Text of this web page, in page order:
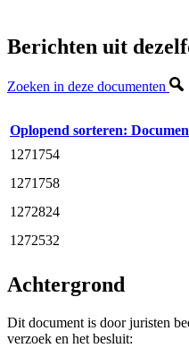
Berichten uit
Zoeken in deze documenten
Oplopend sorteren:
1271754
1271758
1272824
1272532
Achtergrond
Dit document is door juristen
verzoek en het besluit: